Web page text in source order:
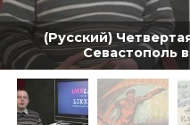
(Русский)
Севастополь